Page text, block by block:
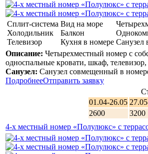
Сплит-система
Холодильник
Телевизор
Вид на море
Балкон
Кухня в номере Санузел
Описание: Четырехместный номер с
односпальные кровати, шкаф,
Санузел: Санузел совмещенный в
ПодробнееОтправить заявку
01.04-26.05
2600
3200
4-х местный номер «Полулюкс» с